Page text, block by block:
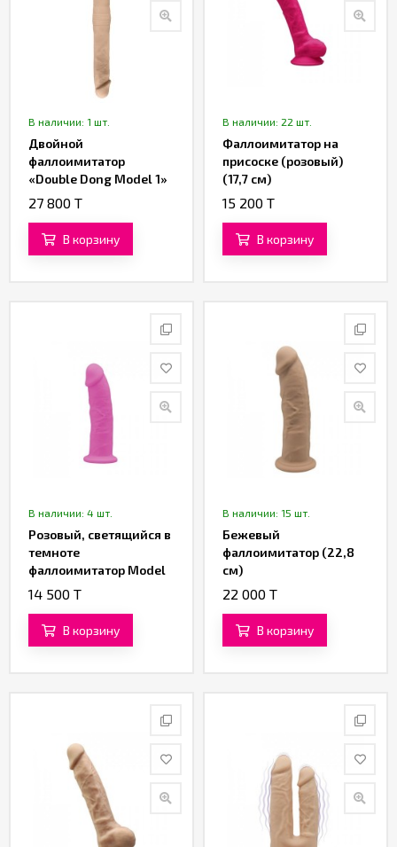
В наличии: 1 шт.
Двойной
фаллоимитатор
«Double Dong Model 1»
от «SILEXD» (42,5 см)
27 800 T
В корзину
В наличии: 22 шт.
Фаллоимитатор на
присоске (розовый)
(17,7 см)
15 200 T
В корзину
В наличии: 4 шт.
Розовый, светящийся в
темноте
фаллоимитатор Model
2 (15,4 см)
14 500 T
В корзину
В наличии: 15 шт.
Бежевый
фаллоимитатор (22,8
см)
22 000 T
В корзину